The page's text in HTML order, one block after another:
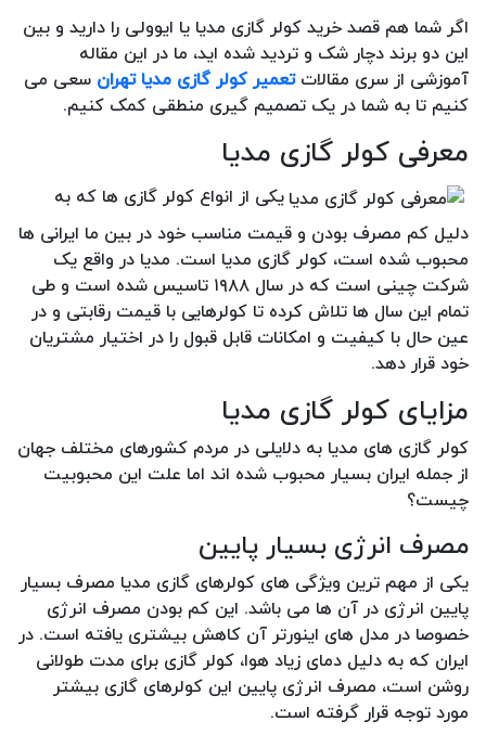
اگر شما هم قصد خرید کولر گازی مدیا یا ایوولی را دارید و بین
این دو برند دچار شک و تردید شده اید، ما در این مقاله
آموزشی از سری مقالاتتعمیر کولر گازی مدیا تهران سعی می
کنیم تا به شما در یک تصمیم گیری منطقی کمک کنیم.
معرفی کولر گازی مدیا
یکی از انواع کولر گازی ها که به
دلیل کم مصرف بودن و قیمت مناسب خود در بین ما ایرانی ها
محبوب شده است، کولر گازی مدیا است. مدیا در واقع یک
شرکت چینی است که در سال ۱۹۸۸ تاسیس شده است و طی
تمام این سال ها تلاش کرده تا کولرهایی با قیمت رقابتی و در
عین حال با کیفیت و امکانات قابل قبول را در اختیار مشتریان
خود قرار دهد.
مزایای کولر گازی مدیا
کولر گازی های مدیا به دلایلی در مردم کشورهای مختلف جهان
از جمله ایران بسیار محبوب شده اند اما علت این محبوبیت
چیست؟
مصرف انرژی بسیار پایین
یکی از مهم ترین ویژگی های کولرهای گازی مدیا مصرف بسیار
پایین انرژی در آن ها می باشد. این کم بودن مصرف انرژی
خصوصا در مدل های اینورتر آن کاهش بیشتری یافته است. در
ایران که به دلیل دمای زیاد هوا، کولر گازی برای مدت طولانی
روشن است، مصرف انرژی پایین این کولرهای گازی بیشتر
مورد توجه قرار گرفته است.